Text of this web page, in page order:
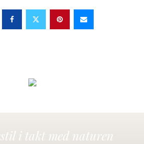
i takt med naturen